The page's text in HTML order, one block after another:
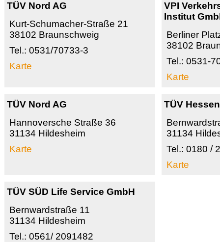
TÜV Nord AG
Kurt-Schumacher-Straße 21
38102 Braunschweig
Tel.: 0531/70733-3
Karte
VPI
Institut
Berliner
38102
Tel.: 0531-
Karte
TÜV Nord AG
Hannoversche Straße 36
31134 Hildesheim
Karte
TÜV Hessen
31134
Tel.: 0180 /
Karte
TÜV SÜD Life Service GmbH
Bernwardstraße 11
31134 Hildesheim
Tel.: 0561/ 2091482